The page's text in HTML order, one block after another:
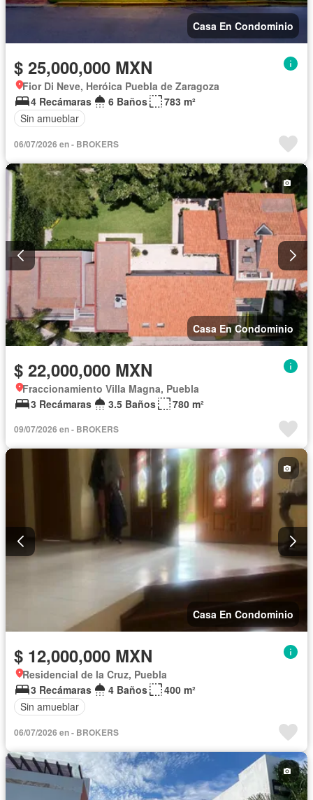
Casa En Condominio
$ 25,000,000 MXN
Fior Di Neve, Heróica Puebla de Zaragoza
4 Recámaras
6 Baños
783 m²
Sin amueblar
06/07/2026 en - BROKERS
Casa En Condominio
$ 22,000,000 MXN
Fraccionamiento Villa Magna, Puebla
3 Recámaras
3.5 Baños 780 m²
09/07/2026 en - BROKERS
Casa En Condominio
$ 12,000,000 MXN
Residencial de la Cruz, Puebla
3 Recámaras
4 Baños
400 m²
Sin amueblar
06/07/2026 en - BROKERS